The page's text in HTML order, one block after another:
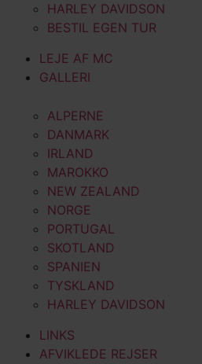
HARLEY DAVIDSON
BESTIL EGEN TUR
LEJE AF MC
GALLERI
ALPERNE
DANMARK
IRLAND
MAROKKO
NEW ZEALAND
NORGE
PORTUGAL
SKOTLAND
SPANIEN
TYSKLAND
HARLEY DAVIDSON
LINKS
AFVIKLEDE REJSER